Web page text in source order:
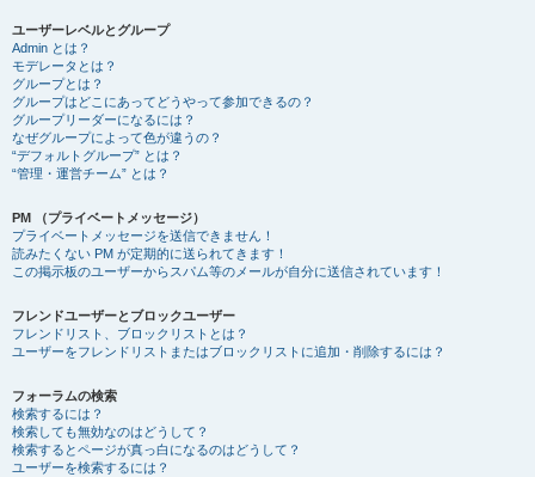
ユーザーレベルとグループ
Admin とは？
モデレータとは？
グループとは？
グループはどこにあってどうやって参加できるの？
グループリーダーになるには？
なぜグループによって色が違うの？
“デフォルトグループ” とは？
“管理・運営チーム” とは？
PM （プライベートメッセージ）
プライベートメッセージを送信できません！
読みたくない PM が定期的に送られてきます！
この掲示板のユーザーからスパム等のメールが自分に送信されています！
フレンドユーザーとブロックユーザー
フレンドリスト、ブロックリストとは？
ユーザーをフレンドリストまたはブロックリストに追加・削除するには？
フォーラムの検索
検索するには？
検索しても無効なのはどうして？
検索するとページが真っ白になるのはどうして？
ユーザーを検索するには？